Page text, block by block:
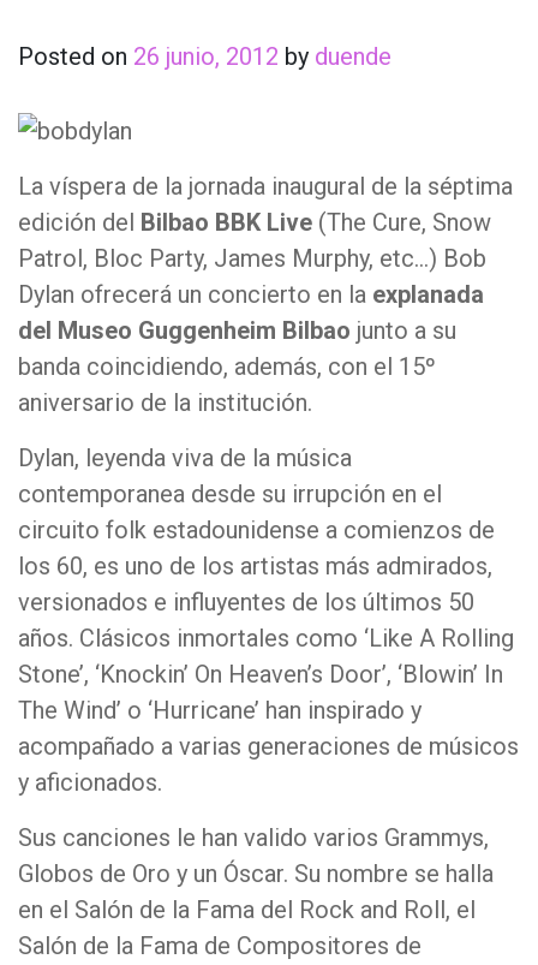
Posted on 26 junio, 2012 by duende
La víspera de la jornada inaugural de la séptima
edición del Bilbao BBK Live (The Cure, Snow
Patrol, Bloc Party, James Murphy, etc…) Bob
Dylan ofrecerá un concierto en la explanada
del Museo Guggenheim Bilbao junto a su
banda coincidiendo, además, con el 15º
aniversario de la institución.
Dylan, leyenda viva de la música
contemporanea desde su irrupción en el
circuito folk estadounidense a comienzos de
los 60, es uno de los artistas más admirados,
versionados e influyentes de los últimos 50
años. Clásicos inmortales como ‘Like A Rolling
Stone’, ‘Knockin’ On Heaven’s Door’, ‘Blowin’ In
The Wind’ o ‘Hurricane’ han inspirado y
acompañado a varias generaciones de músicos
y aficionados.
Sus canciones le han valido varios Grammys,
Globos de Oro y un Óscar. Su nombre se halla
en el Salón de la Fama del Rock and Roll, el
Salón de la Fama de Compositores de